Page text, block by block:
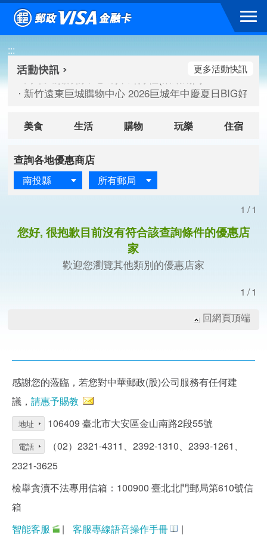
跳到主要內容區塊
:::
高雄大樂購物中心 刷卡郵好禮(活動期間：115/08/07-
臺北三創生活 有點東西第2波 刷卡郵好禮(活動期間：
高雄大樂購物中心 刷卡郵好禮(活動期間：115/08/07-
新竹遠東巨城購物中心 2026巨城年中慶夏日BIG好刷(
更多活動快訊
美食 生活 購物 玩樂 住宿
查詢各地優惠商店
南投縣 所有郵局
1/1
您好, 很抱歉目前沒有符合該查詢條件的優惠店
家
歡迎您瀏覽其他類別的優惠店家
1/1
回網頁頂端
感謝您的蒞臨，若您對中華郵政(股)公司服務有任何建
議， 請惠予賜教
地址 106409 臺北市大安區金山南路2段55號
電話
（02）2321-4311、2392-1310、2393-1261、
2321-3625
檢舉貪瀆不法專用信箱：100900 臺北北門郵局第610號信
箱
智能客服
| 客服專線語音操作手冊 |